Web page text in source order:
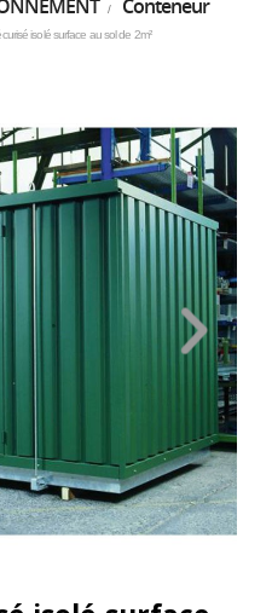
Conteneur
isolé surface au sol de 2m²